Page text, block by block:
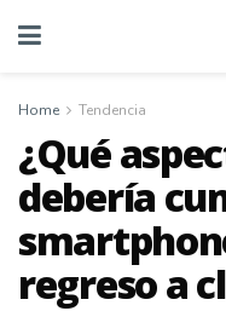
Home Tendencia
¿Qué
debería
regreso a